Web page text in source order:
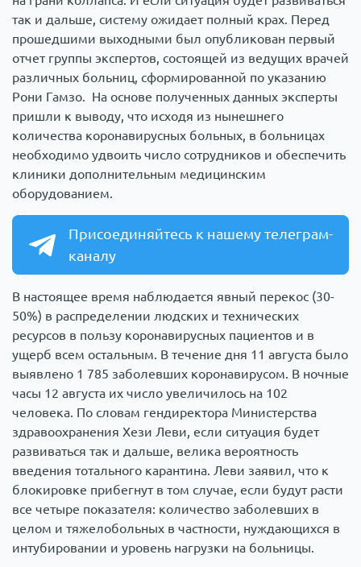
так и дальше, систему ожидает полный крах. Перед
прошедшими выходными был опубликован первый
отчет группы экспертов, состоящей из ведущих врачей
различных больниц, сформированной по указанию
Рони Гамзо. На основе полученных данных эксперты
пришли к выводу, что исходя из нынешнего
количества коронавирусных больных, в больницах
необходимо удвоить число сотрудников и обеспечить
клиники дополнительным медицинским
оборудованием.
Присоединяйтесь к нашему телеграм-
каналу
В настоящее время наблюдается явный перекос (30-
50%) в распределении людских и технических
ресурсов в пользу коронавирусных пациентов и в
ущерб всем остальным. В течение дня 11 августа было
выявлено 1 785 заболевших коронавирусом. В ночные
часы 12 августа их число увеличилось на 102
человека. По словам гендиректора Министерства
здравоохранения Хези Леви, если ситуация будет
развиваться так и дальше, велика вероятность
введения тотального карантина. Леви заявил, что к
блокировке прибегнут в том случае, если будут расти
все четыре показателя: количество заболевших в
целом и тяжелобольных в частности, нуждающихся в
интубировании и уровень нагрузки на больницы.